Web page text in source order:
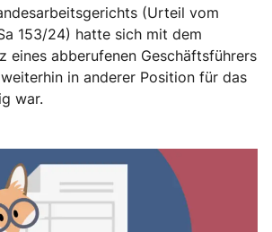
(Urteil vom
153/24) hatte sich mit dem
eines abberufenen Geschäftsführers
in anderer Position für das
war.